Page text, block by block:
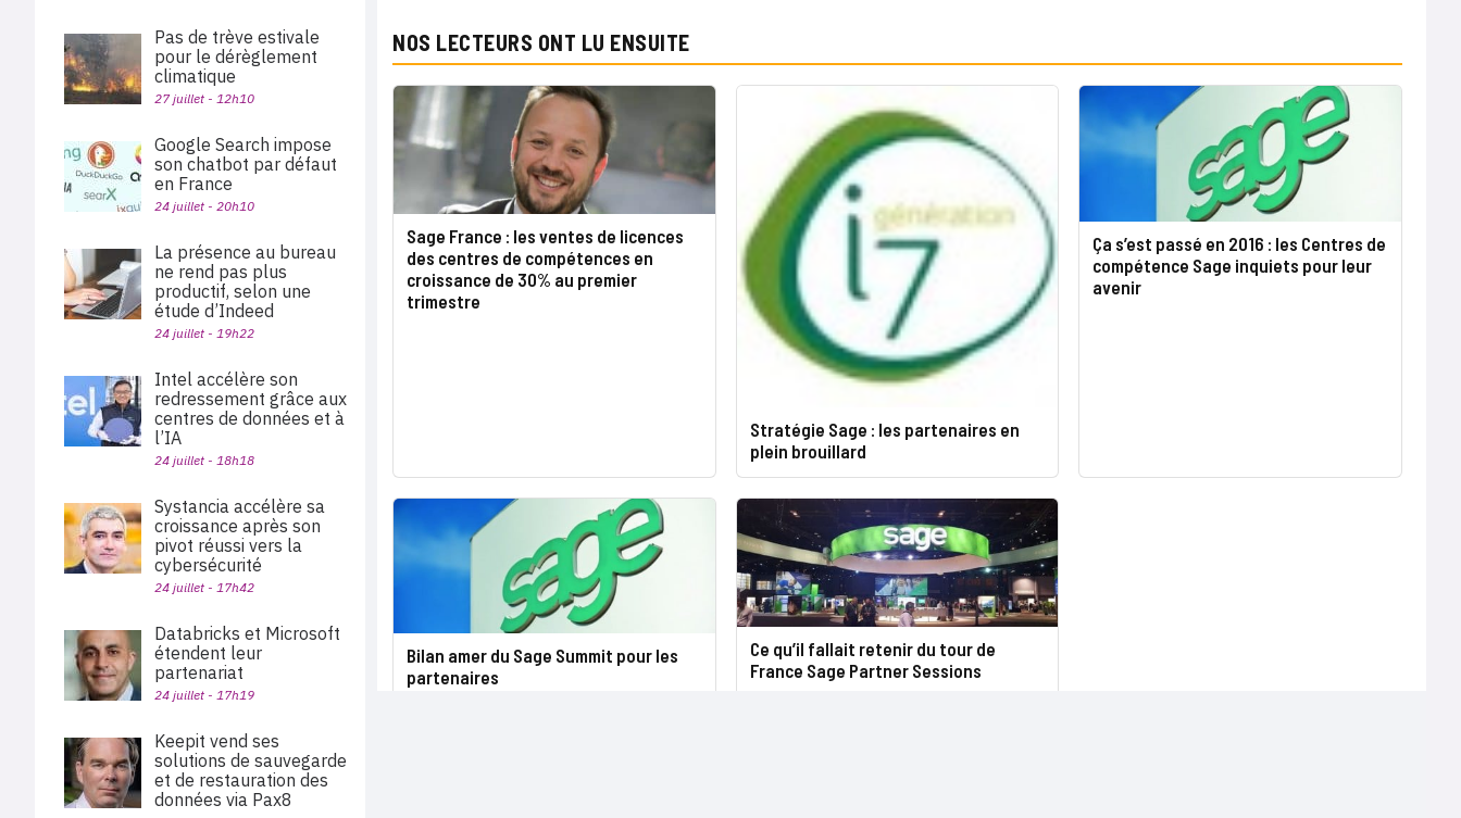
NOS LECTEURS ONT LU ENSUITE
Sage France : les ventes de licences
des centres de compétences en
croissance de 30% au premier
trimestre
Stratégie Sage : les partenaires en
plein brouillard
Ça s’est passé en 2016 : les Centres de
compétence Sage inquiets pour leur
avenir
Bilan amer du Sage Summit pour les
partenaires
Ce qu’il fallait retenir du tour de
France Sage Partner Sessions
Pas de trève estivale
pour le dérèglement
climatique
27 juillet - 12h10
Google Search impose
son chatbot par défaut
en France
24 juillet - 20h10
La présence au bureau
ne rend pas plus
productif, selon une
étude d’Indeed
24 juillet - 19h22
Intel accélère son
redressement grâce aux
centres de données et à
l’IA
24 juillet - 18h18
Systancia accélère sa
croissance après son
pivot réussi vers la
cybersécurité
24 juillet - 17h42
Databricks et Microsoft
étendent leur
partenariat
24 juillet - 17h19
Keepit vend ses
solutions de sauvegarde
et de restauration des
données via Pax8